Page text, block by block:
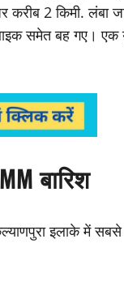
करीब 2 किमी. लंबा
समेत बह गए।
बारिश
इलाके में सबसे